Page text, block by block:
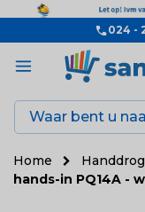
024 -
Home
hands-in PQ14A -